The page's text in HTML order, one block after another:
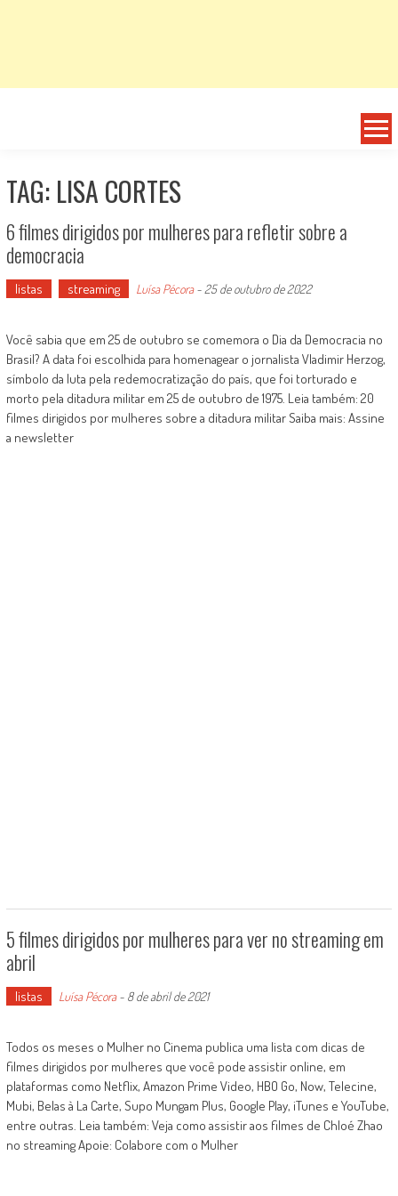
TAG: LISA CORTES
6 filmes dirigidos por mulheres para refletir sobre a
democracia
listas streaming Luísa Pécora- 25 de outubro de 2022
Você sabia que em 25 de outubro se comemora o Dia da Democracia no
Brasil? A data foi escolhida para homenagear o jornalista Vladimir Herzog,
símbolo da luta pela redemocratização do país, que foi torturado e
morto pela ditadura militar em 25 de outubro de 1975. Leia também: 20
filmes dirigidos por mulheres sobre a ditadura militar Saiba mais: Assine
a newsletter
5 filmes dirigidos por mulheres para ver no streaming em
abril
listas Luísa Pécora- 8 de abril de 2021
Todos os meses o Mulher no Cinema publica uma lista com dicas de
filmes dirigidos por mulheres que você pode assistir online, em
plataformas como Netflix, Amazon Prime Video, HBO Go, Now, Telecine,
Mubi, Belas à La Carte, Supo Mungam Plus, Google Play, iTunes e YouTube,
entre outras. Leia também: Veja como assistir aos filmes de Chloé Zhao
no streaming Apoie: Colabore com o Mulher